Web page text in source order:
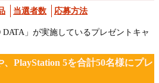
当選者数 応募方法
」が実施しているプレゼントキャ
PlayStation 5を合計50名様にプレ